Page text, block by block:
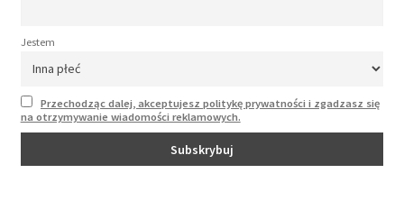
Jestem
Przechodząc dalej, akceptujesz politykę prywatności i zgadzasz się
na otrzymywanie wiadomości reklamowych.